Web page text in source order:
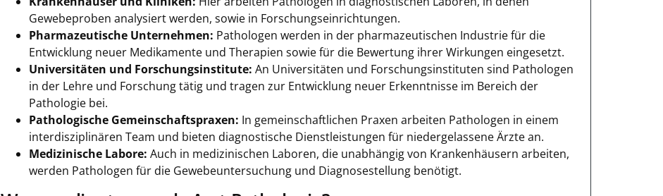
Gewebeproben analysiert werden, sowie in Forschungseinrichtungen.
Pharmazeutische Unternehmen: Pathologen werden in der pharmazeutischen Industrie für die
Entwicklung neuer Medikamente und Therapien sowie für die Bewertung ihrer Wirkungen eingesetzt.
Universitäten und Forschungsinstitute: An Universitäten und Forschungsinstituten sind Pathologen
in der Lehre und Forschung tätig und tragen zur Entwicklung neuer Erkenntnisse im Bereich der
Pathologie bei.
Pathologische Gemeinschaftspraxen: In gemeinschaftlichen Praxen arbeiten Pathologen in einem
interdisziplinären Team und bieten diagnostische Dienstleistungen für niedergelassene Ärzte an.
Medizinische Labore: Auch in medizinischen Laboren, die unabhängig von Krankenhäusern arbeiten,
werden Pathologen für die Gewebeuntersuchung und Diagnosestellung benötigt.